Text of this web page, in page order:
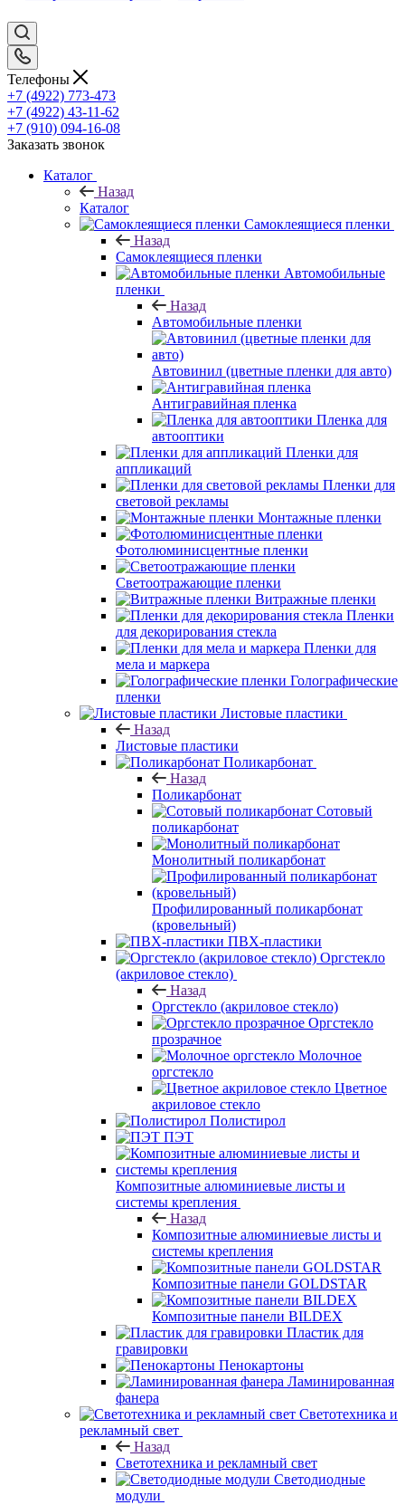
Телефоны
+7 (4922) 773-473
+7 (4922) 43-11-62
+7 (910) 094-16-08
Заказать звонок
Каталог
Назад
Каталог
Самоклеящиеся пленки
Назад
Самоклеящиеся пленки
Автомобильные
пленки
Назад
Автомобильные пленки
Автовинил (цветные пленки для авто)
Антигравийная пленка
Пленка для
автооптики
Пленки для
аппликаций
Пленки для
световой рекламы
Монтажные пленки
Фотолюминисцентные пленки
Светоотражающие пленки
Витражные пленки
Пленки
для декорирования стекла
Пленки для
мела и маркера
Голографические
пленки
Листовые пластики
Назад
Листовые пластики
Поликарбонат
Назад
Поликарбонат
Сотовый
поликарбонат
Монолитный поликарбонат
Профилированный поликарбонат
(кровельный)
ПВХ-пластики
Оргстекло
(акриловое стекло)
Назад
Оргстекло (акриловое стекло)
Оргстекло
прозрачное
Молочное
оргстекло
Цветное
акриловое стекло
Полистирол
ПЭТ
Композитные алюминиевые листы и
системы крепления
Назад
Композитные алюминиевые листы и
системы крепления
Композитные панели GOLDSTAR
Композитные панели BILDEX
Пластик для
гравировки
Пенокартоны
Ламинированная
фанера
Светотехника и
рекламный свет
Назад
Светотехника и рекламный свет
Светодиодные
модули